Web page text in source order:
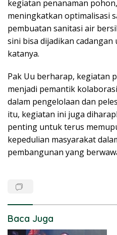
kegiatan penanaman
meningkatkan optimalisasi
pembuatan sanitasi air
sini bisa dijadikan
katanya.
Pak Uu berharap, kegiatan
menjadi pemantik
dalam pengelolaan dan
itu, kegiatan ini juga
penting untuk terus
kepedulian masyarakat
pembangunan yang
Baca Juga